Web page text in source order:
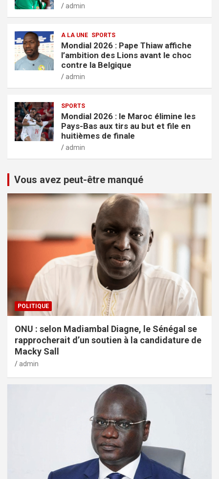
admin
A LA UNE SPORTS
Mondial 2026 : Pape Thiaw affiche
l’ambition des Lions avant le choc
contre la Belgique
admin
SPORTS
Mondial 2026 : le Maroc élimine les
Pays-Bas aux tirs au but et file en
huitièmes de finale
admin
Vous avez peut-être manqué
POLITIQUE
ONU : selon Madiambal Diagne, le Sénégal se
rapprocherait d’un soutien à la candidature de
Macky Sall
admin